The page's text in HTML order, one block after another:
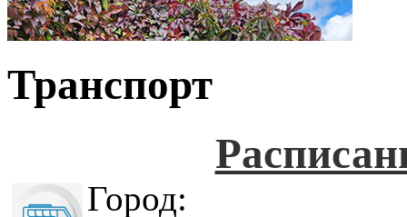
Транспорт
Город: